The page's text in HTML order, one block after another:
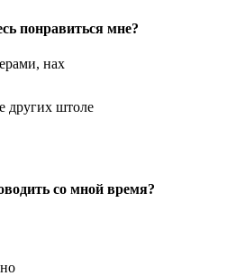
понравиться мне?
нах
других штоле
со мной время?